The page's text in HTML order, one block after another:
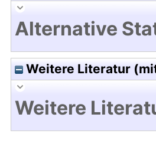
Alternative
Weitere Literatur
Weitere